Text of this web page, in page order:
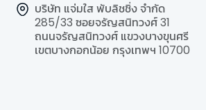
บริษัท แจ่มใส พับลิชชิ่ง จำกัด
285/33 ซอยจรัญสนิทวงศ์ 31
ถนนจรัญสนิทวงศ์ แขวงบางขุนศรี
เขตบางกอกน้อย กรุงเทพฯ 10700